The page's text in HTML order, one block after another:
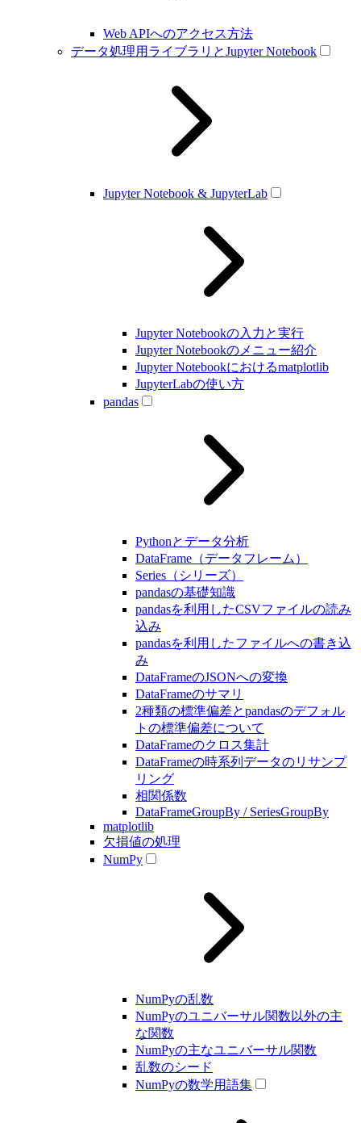
Web APIへのアクセス方法
データ処理用ライブラリとJupyter Notebook
Jupyter Notebook & JupyterLab
Jupyter Notebookの入力と実行
Jupyter Notebookのメニュー紹介
Jupyter Notebookにおけるmatplotlib
JupyterLabの使い方
pandas
Pythonとデータ分析
DataFrame（データフレーム）
Series（シリーズ）
pandasの基礎知識
pandasを利用したCSVファイルの読み
込み
pandasを利用したファイルへの書き込
み
DataFrameのJSONへの変換
DataFrameのサマリ
2種類の標準偏差とpandasのデフォル
トの標準偏差について
DataFrameのクロス集計
DataFrameの時系列データのリサンプ
リング
相関係数
DataFrameGroupBy / SeriesGroupBy
matplotlib
欠損値の処理
NumPy
NumPyの乱数
NumPyのユニバーサル関数以外の主
な関数
NumPyの主なユニバーサル関数
乱数のシード
NumPyの数学用語集